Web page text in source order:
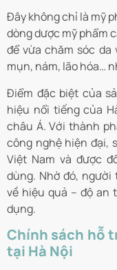
Đây không chỉ là mỹ
dòng dược mỹ phẩm
để vừa chăm sóc
mụn, nám, lão hóa…
Điểm đặc biệt của
hiệu nổi tiếng của
châu Á. Với thành
công nghệ hiện đại,
Việt Nam và được
dùng. Nhờ đó,
về hiệu quả – độ an
dụng.
Chính sách hỗ
tại Hà Nội